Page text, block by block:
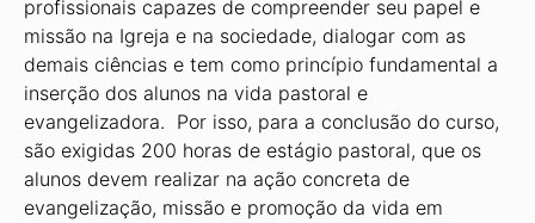
profissionais capazes de compreender seu papel e
missão na Igreja e na sociedade, dialogar com as
demais ciências e tem como princípio fundamental a
inserção dos alunos na vida pastoral e
evangelizadora. Por isso, para a conclusão do curso,
são exigidas 200 horas de estágio pastoral, que os
alunos devem realizar na ação concreta de
evangelização, missão e promoção da vida em